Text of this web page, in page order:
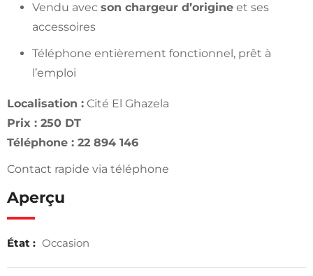
Vendu avec son chargeur d’origine et ses
accessoires
Téléphone entièrement fonctionnel, prêt à
l’emploi
Localisation : Cité El Ghazela
Prix : 250 DT
Téléphone : 22 894 146
Contact rapide via téléphone
Aperçu
État : Occasion